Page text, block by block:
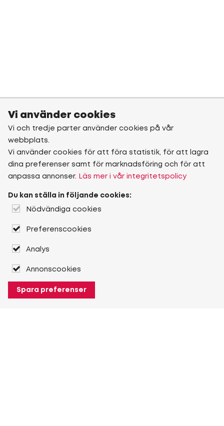
Vi använder cookies
Vi och tredje parter använder cookies på vår
webbplats.
Vi använder cookies för att föra statistik, för att lagra
dina preferenser samt för marknadsföring och för att
anpassa annonser.
Läs mer i vår integritetspolicy
Du kan ställa in följande cookies:
Nödvändiga cookies
Preferenscookies
Analys
Annonscookies
Spara preferenser